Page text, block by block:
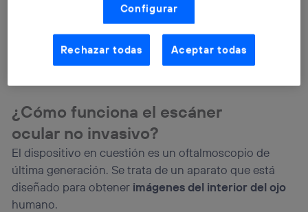
Veamos cómo es el mecanismo del escáner
ocular para detectar enfermedades y cuáles serán sus
¿Cómo funciona el escáner
ocular no invasivo?
El dispositivo en cuestión es un oftalmoscopio de
última generación. Se trata de un aparato que está
diseñado para obtener imágenes del interior del ojo
humano.
realizar nuestras acciones de marketing digital o análisis
(como se describe en este aviso de consentimiento)
basadas en tu navegación en nuestra(s) web(s)
aquí(solo cuando utilizas una conexión a
internet habilitada , proporcionada por una de las
operadoras de telefonía participantes, y otorgas tu
prioridad ofreciéndote elección y control.
La tecnología utiliza un identificador cifrado creado por tu
operadora de telefonía, utilizando tu dirección IP y otra
información de la cuenta de cliente de
telecomunicaciones vinculada a la conexión que utilizas
(p. ej., número de teléfono móvil).
Este identificador se asigna a la conexión de internet, por
Configurar
Rechazar todas Aceptar todas